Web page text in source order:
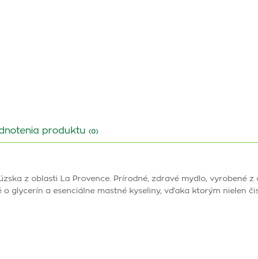
produktu (0)
z oblasti La Provence. Prírodné, zdravé mydlo, vyrobené z
o glycerín a esenciálne mastné kyseliny, vďaka ktorým nielen